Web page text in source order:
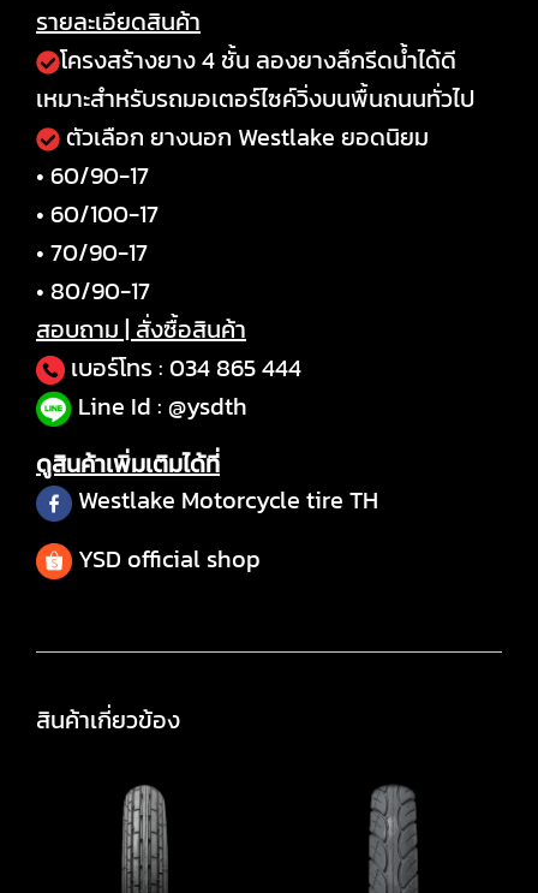
รายละเอียดสินค้า
โครงสร้างยาง 4 ชั้น ลองยางลึกรีดน้ำได้ดี
เหมาะสำหรับรถมอเตอร์ไซค์วิ่งบนพื้นถนนทั่วไป
ตัวเลือก ยางนอก Westlake ยอดนิยม
• 60/90-17
• 60/100-17
• 70/90-17
• 80/90-17
สอบถาม | สั่งซื้อสินค้า
เบอร์โทร : 034 865 444
Line Id : @ysdth
ดูสินค้าเพิ่มเติมได้ที่
Westlake Motorcycle tire TH
YSD official shop
สินค้าเกี่ยวข้อง